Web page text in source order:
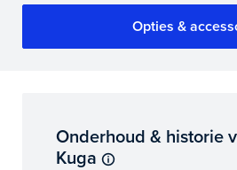
Opties &
Onderhoud & historie
Kuga